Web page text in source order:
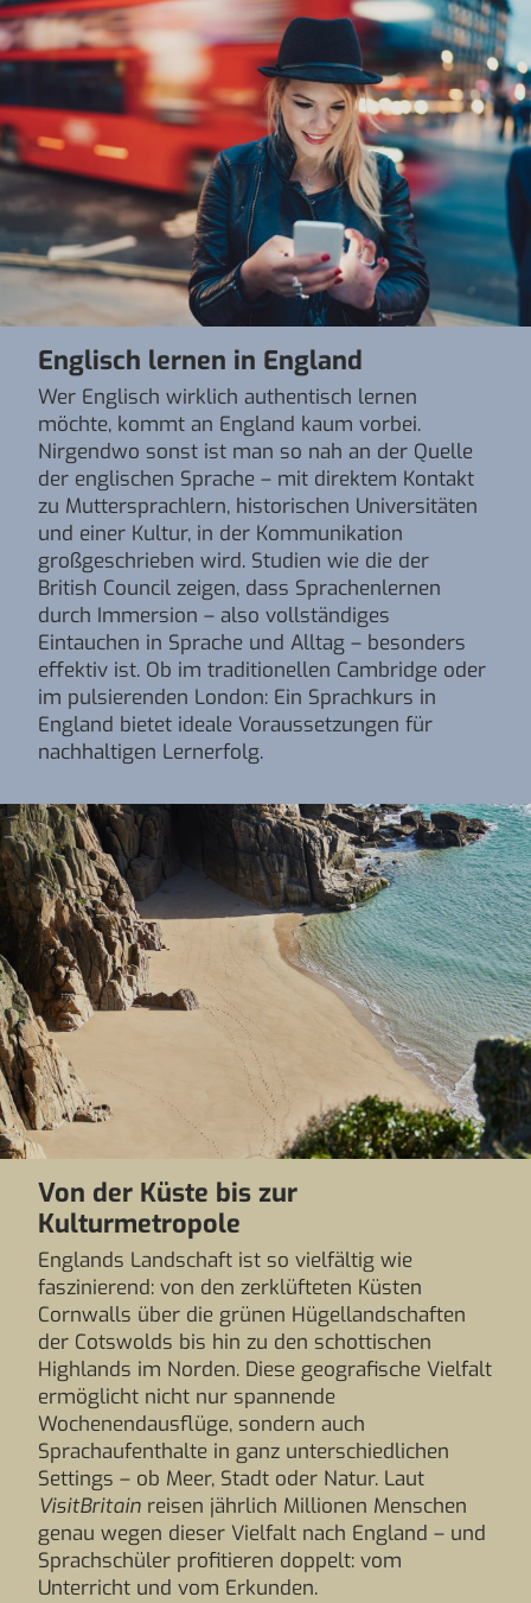
Englisch lernen in England
Wer Englisch wirklich authentisch lernen
möchte, kommt an England kaum vorbei.
Nirgendwo sonst ist man so nah an der Quelle
der englischen Sprache – mit direktem Kontakt
zu Muttersprachlern, historischen Universitäten
und einer Kultur, in der Kommunikation
großgeschrieben wird. Studien wie die der
British Council zeigen, dass Sprachenlernen
durch Immersion – also vollständiges
Eintauchen in Sprache und Alltag – besonders
effektiv ist. Ob im traditionellen Cambridge oder
im pulsierenden London: Ein Sprachkurs in
England bietet ideale Voraussetzungen für
nachhaltigen Lernerfolg.
Von der Küste bis zur
Kulturmetropole
Englands Landschaft ist so vielfältig wie
faszinierend: von den zerklüfteten Küsten
Cornwalls über die grünen Hügellandschaften
der Cotswolds bis hin zu den schottischen
Highlands im Norden. Diese geografische Vielfalt
ermöglicht nicht nur spannende
Wochenendausflüge, sondern auch
Sprachaufenthalte in ganz unterschiedlichen
Settings – ob Meer, Stadt oder Natur. Laut
VisitBritain reisen jährlich Millionen Menschen
genau wegen dieser Vielfalt nach England – und
Sprachschüler profitieren doppelt: vom
Unterricht und vom Erkunden.